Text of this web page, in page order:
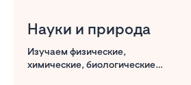
Науки и природа
Изучаем физические,
химические, биологические